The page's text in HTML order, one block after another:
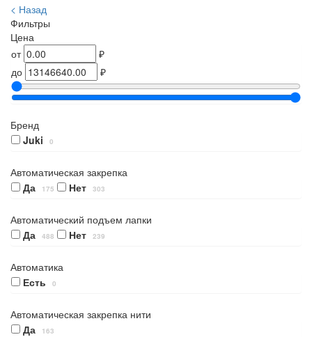
< Назад
Фильтры
Цена
от
₽
до
₽
Бренд
Juki
0
Автоматическая закрепка
Да
175 Нет 303
Автоматический подъем лапки
Да
488 Нет 239
Автоматика
Есть
0
Автоматическая закрепка нити
Да
163